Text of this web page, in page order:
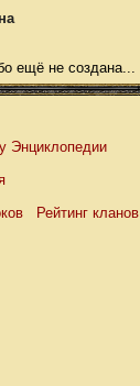
ещё не создана...
Энциклопедии
Рейтинг кланов